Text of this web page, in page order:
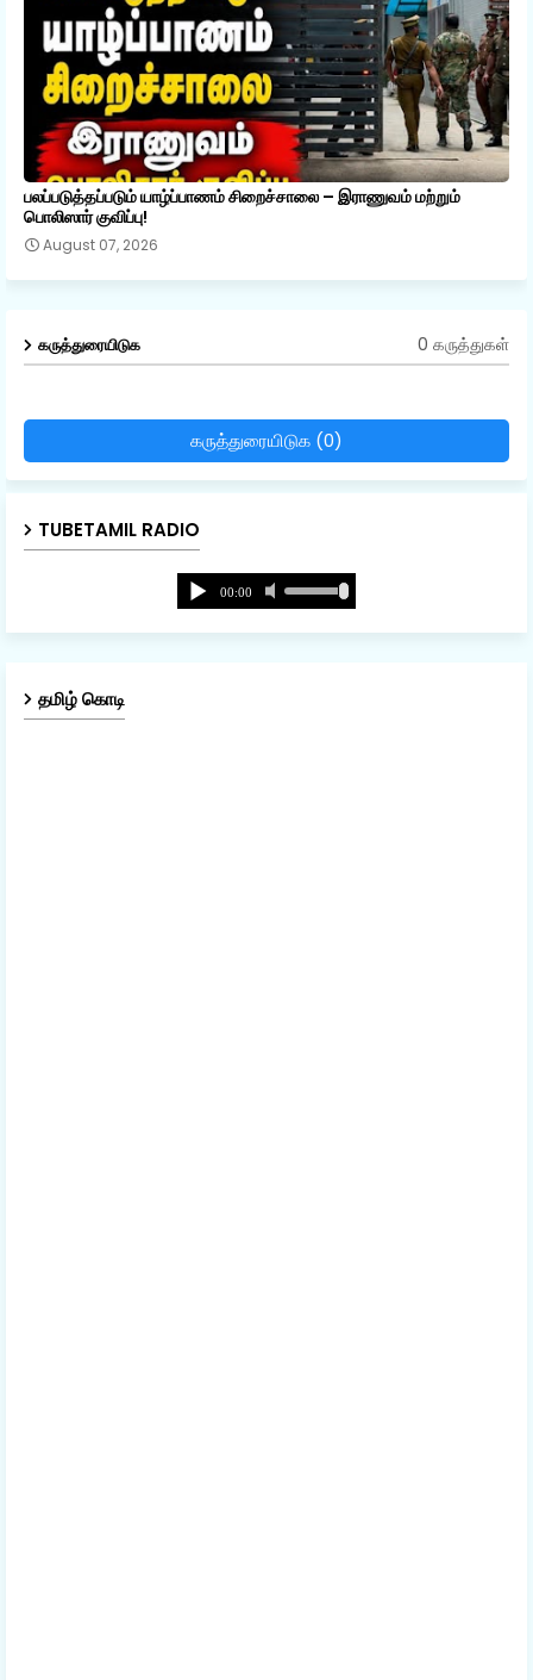
பலப்படுத்தப்படும் யாழ்ப்பாணம் சிறைச்சாலை – இராணுவம் மற்றும்
பொலிஸார் குவிப்பு!
August 07, 2026
கருத்துரையிடுக 0 கருத்துகள்
கருத்துரையிடுக (0)
TUBETAMIL RADIO
தமிழ் கொடி